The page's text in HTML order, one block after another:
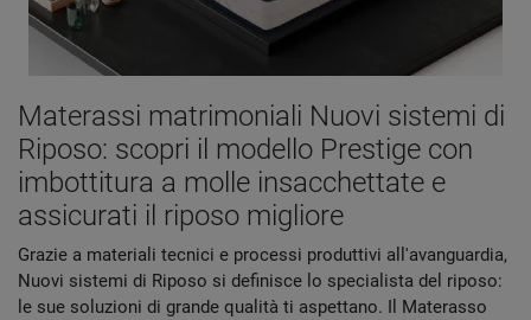
Materassi matrimoniali Nuovi sistemi di
Riposo: scopri il modello Prestige con
imbottitura a molle insacchettate e
assicurati il riposo migliore
Grazie a materiali tecnici e processi produttivi all'avanguardia,
Nuovi sistemi di Riposo si definisce lo specialista del riposo:
le sue soluzioni di grande qualità ti aspettano. Il Materasso